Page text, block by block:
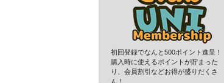
初回登録でなんと500ポイント進呈！
購入時に使えるポイントが貯まった
り、会員割引などお得が盛りだくさ
ん！